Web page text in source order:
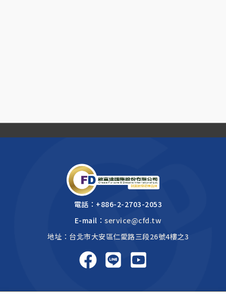
電話： +886-2-2703-2053
E-mail：service@cfd.tw
地址：台北市大安區仁愛路三段26號4樓之3